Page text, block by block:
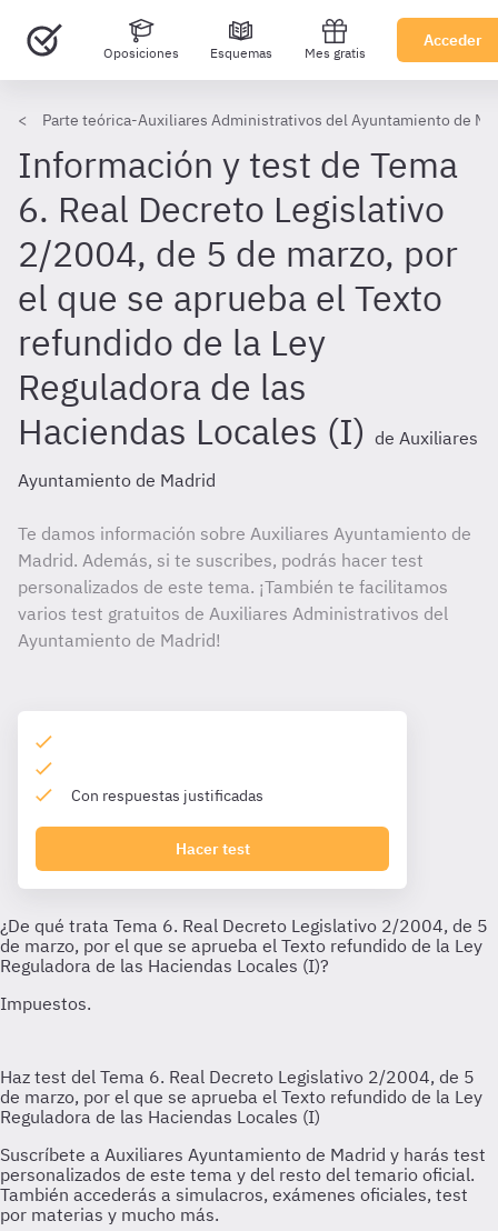
Oposiciones Esquemas Mes gratis
Acceder
Parte teórica-Auxiliares Administrativos del Ayuntamiento de
Información y test de Tema
6. Real Decreto Legislativo
2/2004, de 5 de marzo, por
el que se aprueba el Texto
refundido de la Ley
Reguladora de las
Haciendas Locales (I) de Auxiliares
Ayuntamiento de Madrid
Te damos información sobre Auxiliares Ayuntamiento de
Madrid. Además, si te suscribes, podrás hacer test
personalizados de este tema. ¡También te facilitamos
varios test gratuitos de Auxiliares Administrativos del
Ayuntamiento de Madrid!
Con respuestas justificadas
Hacer test